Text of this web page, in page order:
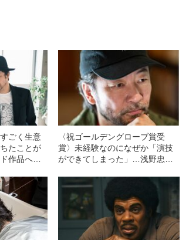
ごく生意
たことが
作品への
ョン落選”
〈祝ゴールデングローブ賞受
賞〉未経験なのになぜか「演技
ができてしまった」…浅野忠信
らハリウッド俳優への“軌跡”